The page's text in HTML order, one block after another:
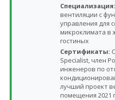
Специализация:
вентиляции с
управления для
микроклимата в
гостиных
Сертификаты:
Specialist, член
инженеров по
лучший проект
помещения 2021